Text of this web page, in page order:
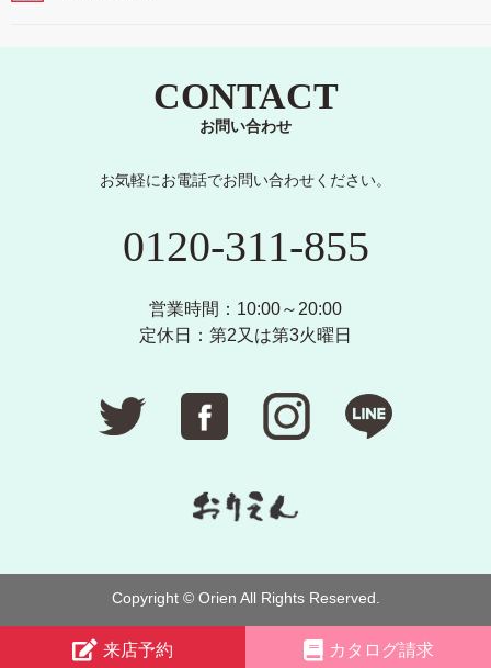
CONTACT
お問い合わせ
お気軽にお電話でお問い合わせください。
0120-311-855
営業時間：10:00～20:00
定休日：第2又は第3火曜日
Copyright © Orien All Rights Reserved.
来店予約 カタログ請求